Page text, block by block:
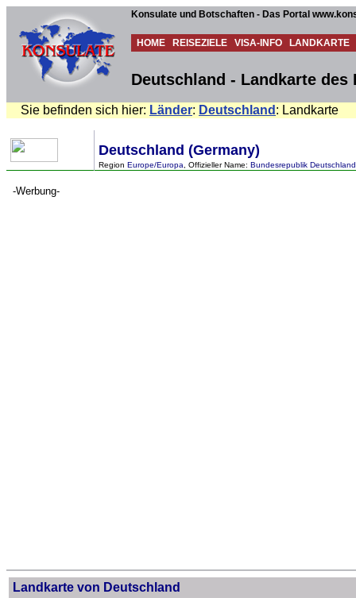
Konsulate und Botschaften - Das Portal
HOME REISEZIELE VISA-INFO LANDKARTE
Deutschland - Landkarte des
Sie befinden sich hier: Länder: Deutschland : Landkarte
Deutschland (Germany)
Region Europe/Europa , Offizieller Name: Bundesrepublik Deutschland
-Werbung-
Landkarte von Deutschland